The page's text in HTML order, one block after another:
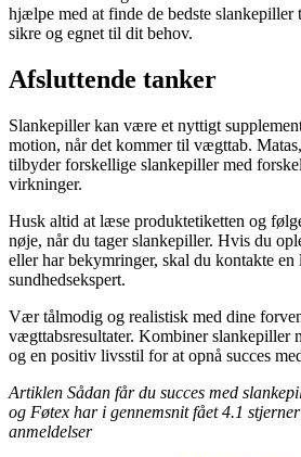
hjælpe med at finde de bedste slankepiller
sikre og egnet til dit behov.
Afsluttende tanker
Slankepiller kan være et nyttigt
motion, når det kommer til vægttab.
tilbyder forskellige slankepiller med
virkninger.
Husk altid at læse produktetiketten og
nøje, når du tager slankepiller. Hvis du
eller har bekymringer, skal du kontakte
sundhedsekspert.
Vær tålmodig og realistisk med dine
vægttabsresultater. Kombiner slankepiller
og en positiv livsstil for at opnå succes
Artiklen Sådan får du succes med
og Føtex har i gennemsnit fået4.1
anmeldelser